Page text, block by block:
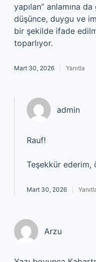
yapılan” anlamına
düşünce, duygu ve
bir şekilde ifade
toparlıyor.
Mart 30, 2026 Yanıtla
admin
Rauf!
Teşekkür ederim,
Mart 30, 2026
Arzu